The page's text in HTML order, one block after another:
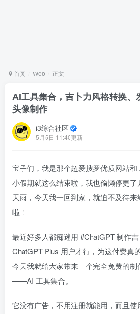
首页 Web 正文
AI工具集合，吉卜力风格转换、
头像制作
i3综合社区
5月5日 11:40更新
宝子们，我是那个超爱搜罗优质网站和
小假期就这么结束啦，我也偷懒停更
天雨，今天我一回到家，就迫不及待
啦！
最近好多人都痴迷用 #ChatGPT 制作
ChatGPT Plus 用户才行，为这付费真
今天我就给大家带来一个完全免费的
——AI 工具集合。
它没有广告，不用注册就能用，而且使